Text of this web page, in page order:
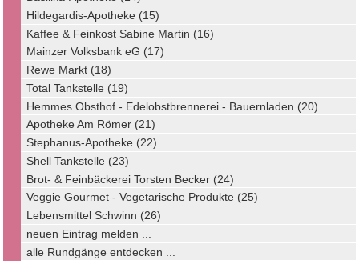
Hildegardis-Apotheke (15)
Kaffee & Feinkost Sabine Martin (16)
Mainzer Volksbank eG (17)
Rewe Markt (18)
Total Tankstelle (19)
Hemmes Obsthof - Edelobstbrennerei - Bauernladen (20)
Apotheke Am Römer (21)
Stephanus-Apotheke (22)
Shell Tankstelle (23)
Brot- & Feinbäckerei Torsten Becker (24)
Veggie Gourmet - Vegetarische Produkte (25)
Lebensmittel Schwinn (26)
neuen Eintrag melden ...
alle Rundgänge entdecken ...